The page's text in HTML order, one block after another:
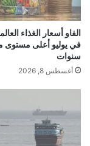
الأصلي.
ملاحظة: قد
الأحيان لتوفير
اقرأ أيضًا:
ف
ا
ل
ل
ا
ة
ا
ل
ت
ل
ي
الفاو أسعار الغذاء
سنوات
أغسطس 8, 2026